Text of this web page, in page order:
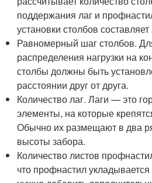
поддержания лаг и
установки столбов
Равномерный шаг столбов.
распределения нагрузки на
столбы должны быть
расстоянии друг от друга.
Количество лаг. Лаги — это
элементы, на которые
Обычно их размещают в два
высоты забора.
Количество листов
что профнастил